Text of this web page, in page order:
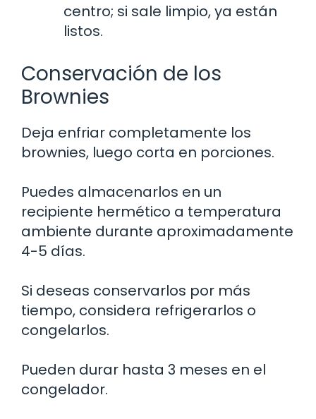
centro; si sale limpio, ya están
listos.
Conservación de los
Brownies
Deja enfriar completamente los
brownies, luego corta en porciones.
Puedes almacenarlos en un
recipiente hermético a temperatura
ambiente durante aproximadamente
4-5 días.
Si deseas conservarlos por más
tiempo, considera refrigerarlos o
congelarlos.
Pueden durar hasta 3 meses en el
congelador.